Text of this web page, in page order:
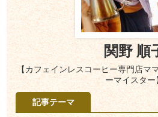
関野 順
【カフェインレスコーヒー専門店マ
ーマイスター
記事テーマ